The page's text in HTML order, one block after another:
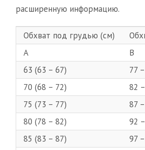
расширенную информацию.
Обхват под грудью (см)
A
B
63 (63 – 67)
77
70 (68 – 72)
82
75 (73 – 77)
87
80 (78 – 82)
92
85 (83 – 87)
97